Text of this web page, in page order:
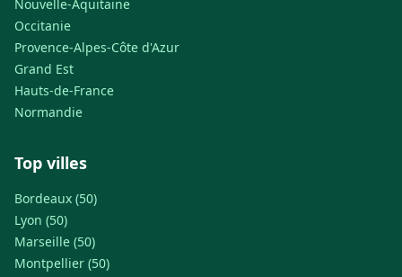
Nouvelle-Aquitaine
Occitanie
Provence-Alpes-Côte d'Azur
Grand Est
Hauts-de-France
Normandie
Top villes
Bordeaux (50)
Lyon (50)
Marseille (50)
Montpellier (50)